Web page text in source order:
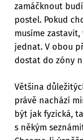
zamáčknout
postel. Pokud
musíme
jednat. V obou
dostat do zóny
Většina
právě nachází
být jak fyzická,
s někým